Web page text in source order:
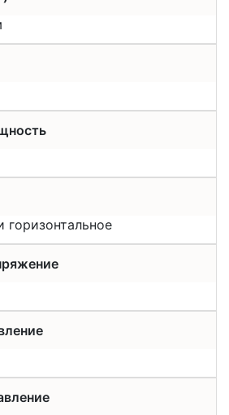
горизонтальное